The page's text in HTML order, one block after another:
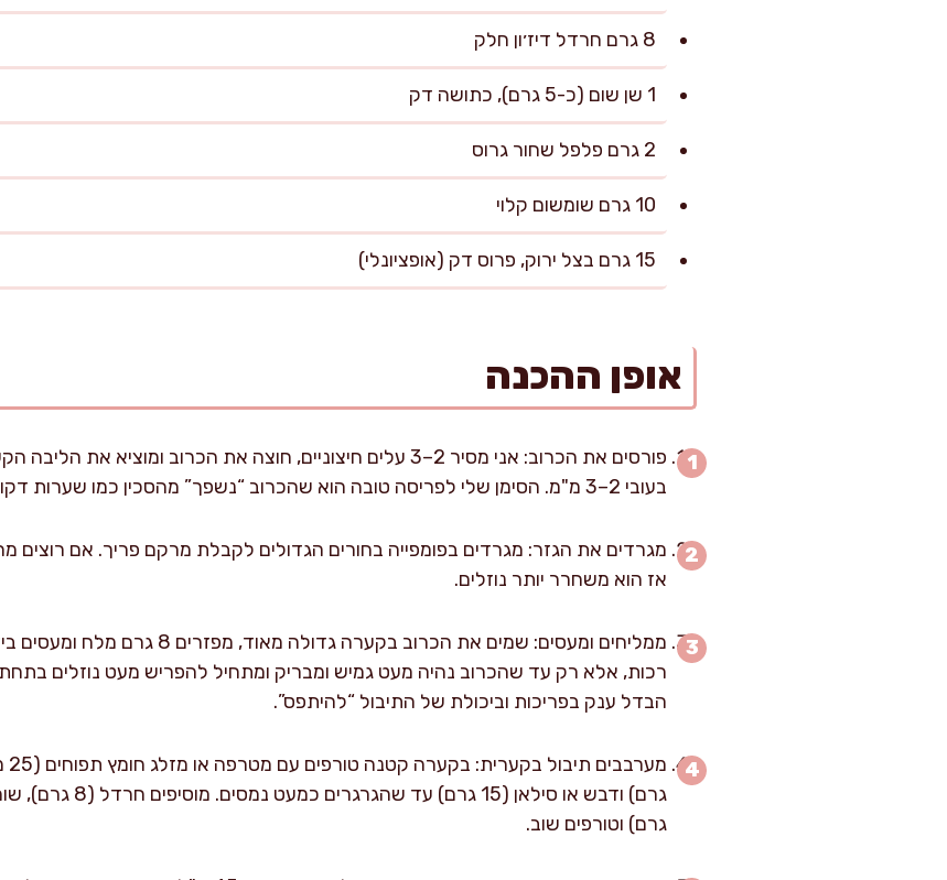
8 גרם חרדל דיז׳ון חלק
1 שן שום (כ-5 גרם), כתושה דק
2 גרם פלפל שחור גרוס
10 גרם שומשום קלוי
15 גרם בצל ירוק, פרוס דק (אופציונלי)
אופן ההכנה
פורסים את הכרוב: אני מסיר 2–3 עלים חיצוניים, חוצה את הכרוב
בעובי 2–3 מ"מ. הסימן שלי לפריסה טובה הוא שהכרוב “נשפך” מהסכין כמו שערות דקות ולא נופל בחתיכות עבות.
מגרדים את הגזר: מגרדים בפומפייה בחורים הגדולים לקבלת מרקם פריך. אם רוצים
אז הוא משחרר יותר נוזלים.
רכות, אלא רק עד שהכרוב נהיה מעט גמיש ומבריק ומתחיל להפריש מעט נוזלים
הבדל ענק בפריכות וביכולת של התיבול “להיתפס”.
גרם) וטורפים שוב.